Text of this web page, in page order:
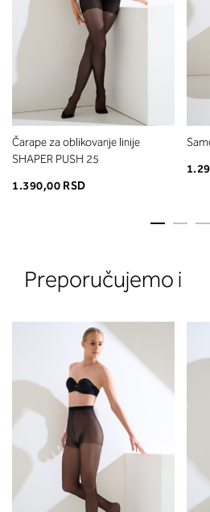
Čarape za oblikovanje linije
SHAPER PUSH 25
1.390,00 RSD
Preporučujemo i
2.
traku
ćete